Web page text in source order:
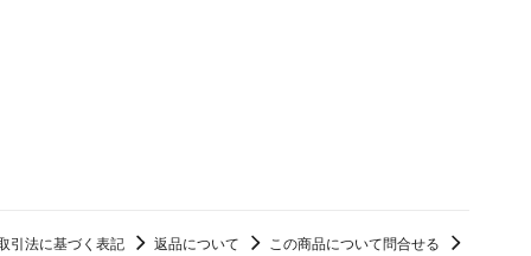
引法に基づく表記 返品について この商品について問合せる